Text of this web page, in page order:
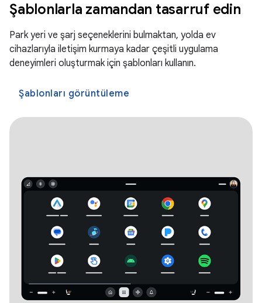
Şablonlarla zamandan tasarruf edin
Park yeri ve şarj seçeneklerini bulmaktan, yolda ev
cihazlarıyla iletişim kurmaya kadar çeşitli uygulama
deneyimleri oluşturmak için şablonları kullanın.
Şablonları görüntüleme